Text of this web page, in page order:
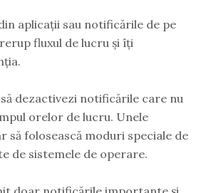
aplicații sau notificările de pe
fluxul de lucru și îți
dezactivezi notificările care nu
orelor de lucru. Unele
să folosească moduri speciale de
de sistemele de operare.